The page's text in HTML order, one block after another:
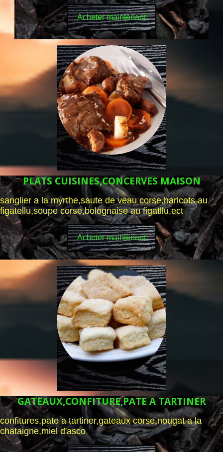
Acheter maintenant
PLATS CUISINES,CONCERVES MAISON
sanglier a la myrthe,saute de veau corse,haricots au
figatellu,soupe corse,bolognaise au figatllu.ect
Acheter maintenant
GATEAUX,CONFITURE,PATE A TARTINER
confitures,pate a tartiner,gateaux corse,nougat a la
chataigne,miel d'asco